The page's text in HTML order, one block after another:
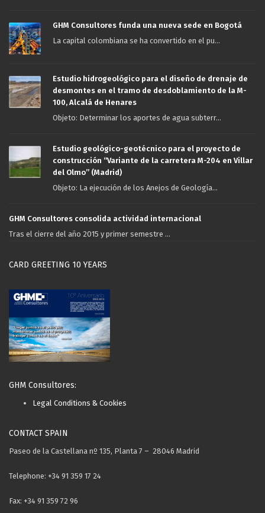
GHM Consultores funda una nueva sede en Bogotá
La capital colombiana se ha convertido en el pu...
Estudio hidrogeológico para el diseño de drenaje de
desmontes en el tramo de desdoblamiento de la M-
100, Alcalá de Henares
Objeto: Determinar los aportes de agua subterr...
Estudio geológico-geotécnico para el proyecto de
construcción “Variante de la carretera M-204 en Villar
del Olmo” (Madrid)
Objeto: La ejecución de los Anejos de Geología...
GHM Consultores consolida actividad internacional
Tras el cierre del año 2015 y primer semestre ...
CARD GREETING 10 YEARS
GHM Consultores:
Legal Conditions & Cookies
CONTACT SPAIN
Paseo de la Castellana nº 135, Planta 7 – 28046 Madrid
Telephone: +34 91 359 17 24
Fax: +34 91 359 72 96